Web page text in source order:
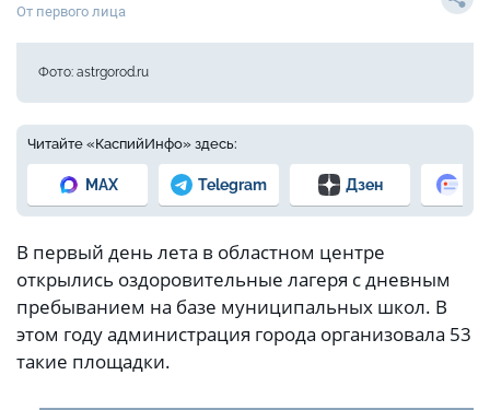
От первого лица
Фото: astrgorod.ru
Читайте «КаспийИнфо» здесь:
MAX Telegram Дзен
В первый день лета в областном центре
открылись оздоровительные лагеря с дневным
пребыванием на базе муниципальных школ. В
этом году администрация города организовала 53
такие площадки.